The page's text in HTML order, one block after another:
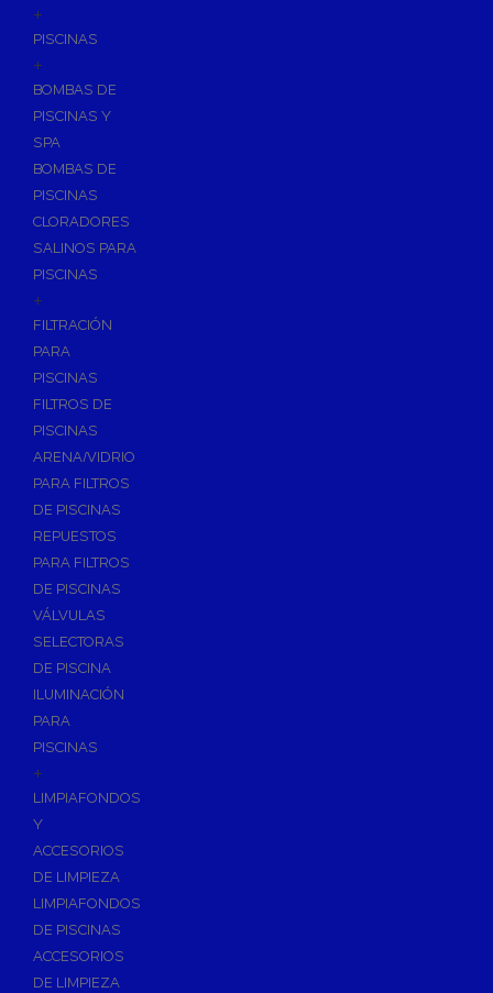
+
PISCINAS
+
BOMBAS DE
PISCINAS Y
SPA
BOMBAS DE
PISCINAS
CLORADORES
SALINOS PARA
PISCINAS
+
FILTRACIÓN
PARA
PISCINAS
FILTROS DE
PISCINAS
ARENA/VIDRIO
PARA FILTROS
DE PISCINAS
REPUESTOS
PARA FILTROS
DE PISCINAS
VÁLVULAS
SELECTORAS
DE PISCINA
ILUMINACIÓN
PARA
PISCINAS
+
LIMPIAFONDOS
Y
ACCESORIOS
DE LIMPIEZA
LIMPIAFONDOS
DE PISCINAS
ACCESORIOS
DE LIMPIEZA